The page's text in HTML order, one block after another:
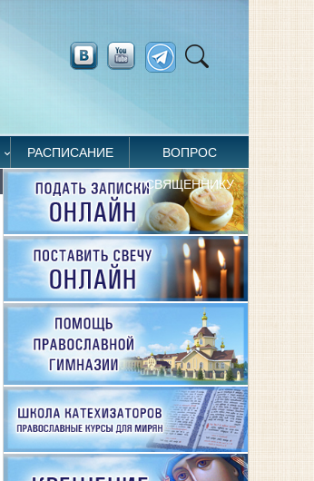
РАСПИСАНИЕ ВОПРОС
СВЯЩЕННИКУ